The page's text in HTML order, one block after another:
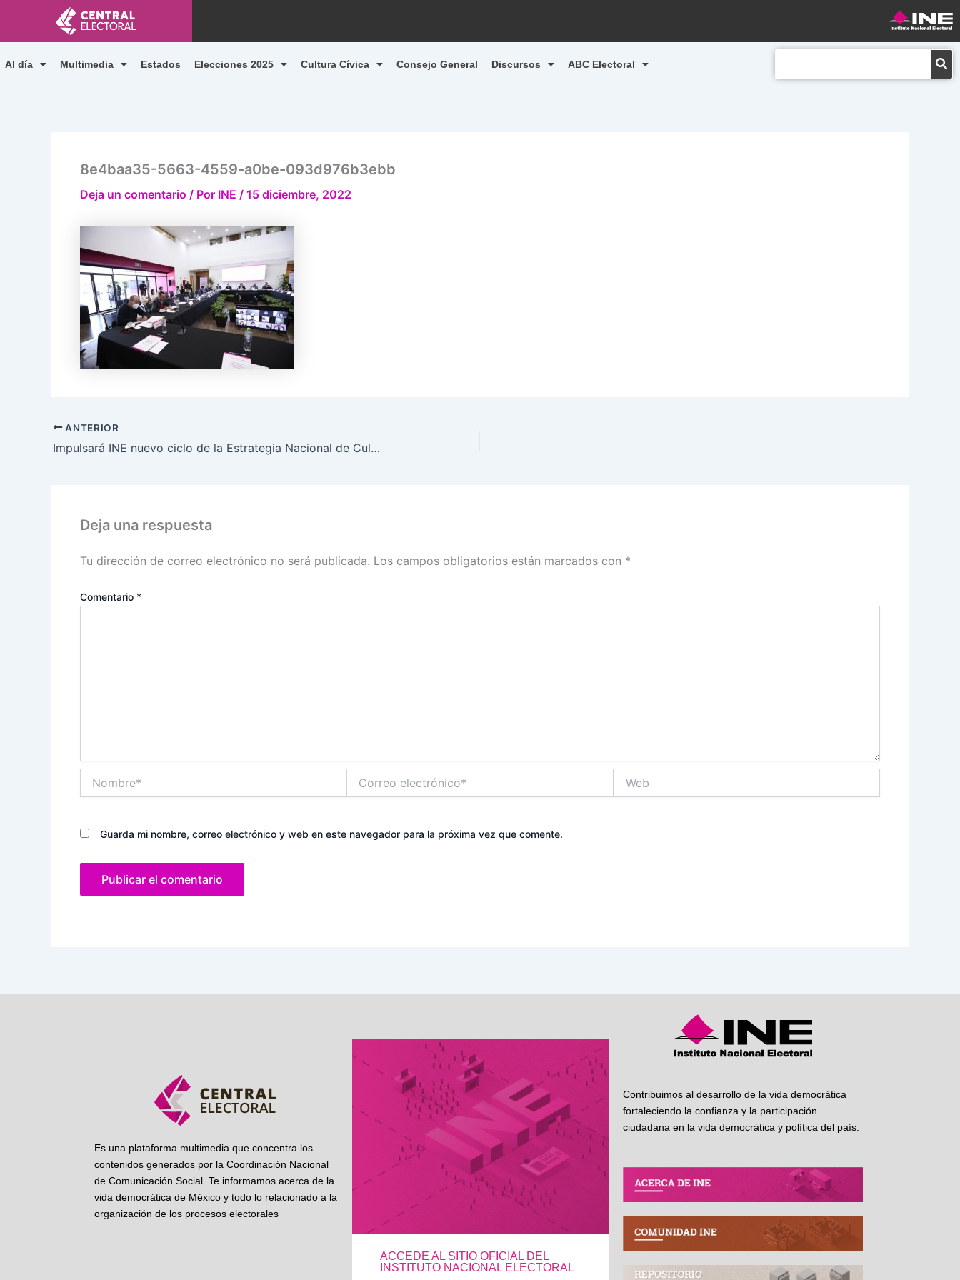
contenido
Al día Multimedia Estados Elecciones 2025 Cultura Cívica Consejo General Discursos ABC Electoral
8e4baa35-5663-4559-a0be-093d976b3ebb
Deja un comentario / Por INE / 15 diciembre, 2022
ANTERIOR
Impulsará INE nuevo ciclo de la Estrategia Nacional de Cultura Cívica para el fortalecimiento de la democracia
Deja una respuesta
Tu dirección de correo electrónico no será publicada. Los campos obligatorios están marcados con *
Comentario *
electrónico*
Guarda mi nombre, correo electrónico y web en este navegador para la próxima vez que comente.
Es una plataforma multimedia que concentra los
contenidos generados por la Coordinación Nacional
de Comunicación Social. Te informamos acerca de la
vida democrática de México y todo lo relacionado a la
organización de los procesos electorales
ACCEDE AL SITIO OFICIAL DEL
INSTITUTO NACIONAL ELECTORAL
Contribuimos al desarrollo de la vida democrática
fortaleciendo la confianza y la participación
ciudadana en la vida democrática y política del país.